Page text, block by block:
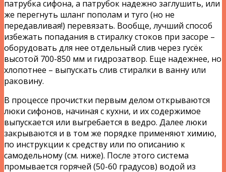
патрубка сифона, а патрубок надежно заглушить, или
же перегнуть шланг пополам и туго (но не
передавливая!) перевязать. Вообще, лучший способ
избежать попадания в стиралку стоков при засоре –
оборудовать для нее отдельный слив через гусёк
высотой 700-850 мм и гидрозатвор. Еще надежнее, но
хлопотнее – выпускать слив стиралки в ванну или
раковину.
В процессе прочистки первым делом открываются
люки сифонов, начиная с кухни, и их содержимое
выпускается или выгребается в ведро. Далее люки
закрываются и в том же порядке применяют химию,
по инструкции к средству или по описанию к
самодельному (см. ниже). После этого система
промывается горячей (50-60 градусов) водой из